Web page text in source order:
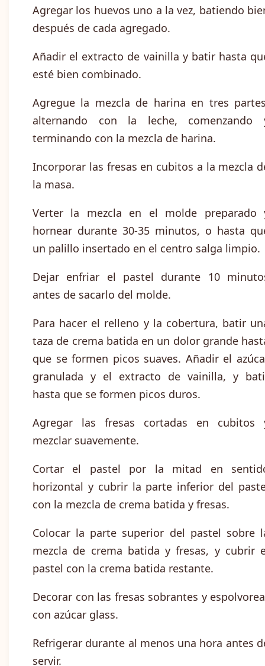
Agregar los huevos uno a la vez, batiendo
después de cada agregado.
Añadir el extracto de vainilla y batir hasta
esté bien combinado.
Agregue la mezcla de harina en tres
alternando con la leche, comenzando
terminando con la mezcla de harina.
Incorporar las fresas en cubitos a la mezcla
la masa.
Verter la mezcla en el molde preparado
hornear durante 30-35 minutos, o hasta
un palillo insertado en el centro salga limpio.
Dejar enfriar el pastel durante 10
antes de sacarlo del molde.
Para hacer el relleno y la cobertura, batir
taza de crema batida en un dolor grande
que se formen picos suaves. Añadir el
granulada y el extracto de vainilla, y
hasta que se formen picos duros.
Agregar las fresas cortadas en cubitos
mezclar suavemente.
Cortar el pastel por la mitad en
horizontal y cubrir la parte inferior del
con la mezcla de crema batida y fresas.
Colocar la parte superior del pastel sobre
mezcla de crema batida y fresas, y cubrir
pastel con la crema batida restante.
Decorar con las fresas sobrantes y
con azúcar glass.
Refrigerar durante al menos una hora antes
servir.